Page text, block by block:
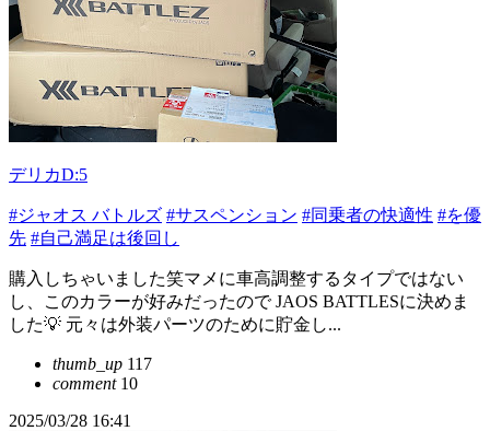
デリカD:5
#ジャオス バトルズ #サスペンション #同乗者の快適性 #を優
先 #自己満足は後回し
購入しちゃいました笑マメに車高調整するタイプではない
し、このカラーが好みだったので JAOS BATTLESに決めま
した💡 元々は外装パーツのために貯金し...
thumb_up 117
comment10
2025/03/28 16:41